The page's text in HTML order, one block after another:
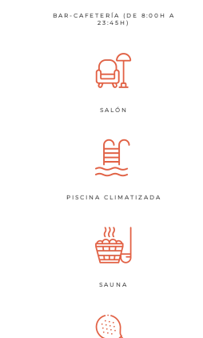
BAR-CAFETERÍA (DE 8:00H A
23:45H)
SALÓN
PISCINA CLIMATIZADA
SAUNA